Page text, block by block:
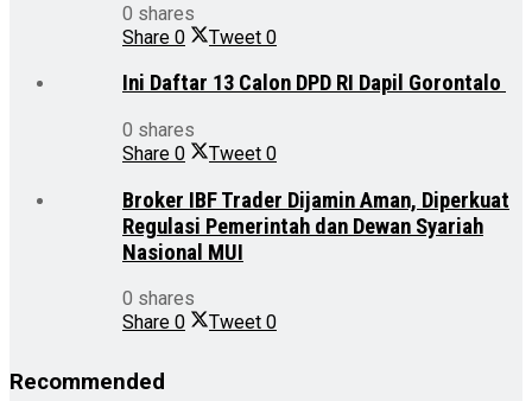
0 shares
Share 0 Tweet 0
Ini Daftar 13 Calon DPD RI Dapil Gorontalo
0 shares
Share 0 Tweet 0
Broker IBF Trader Dijamin Aman, Diperkuat
Regulasi Pemerintah dan Dewan Syariah
Nasional MUI
0 shares
Share 0 Tweet 0
Recommended